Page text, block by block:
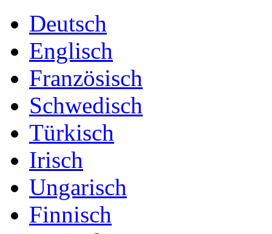
Deutsch
Englisch
Französisch
Schwedisch
Türkisch
Irisch
Ungarisch
Finnisch